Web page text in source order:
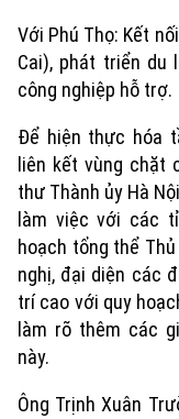
Với Phú Thọ: Kết
Cai), phát triển du
công nghiệp hỗ trợ.
Để hiện thực hóa
liên kết vùng chặt
thư Thành ủy Hà
làm việc với các
hoạch tổng thể
nghị, đại diện các
trí cao với quy
làm rõ thêm các
này.
Ông Trịnh Xuân